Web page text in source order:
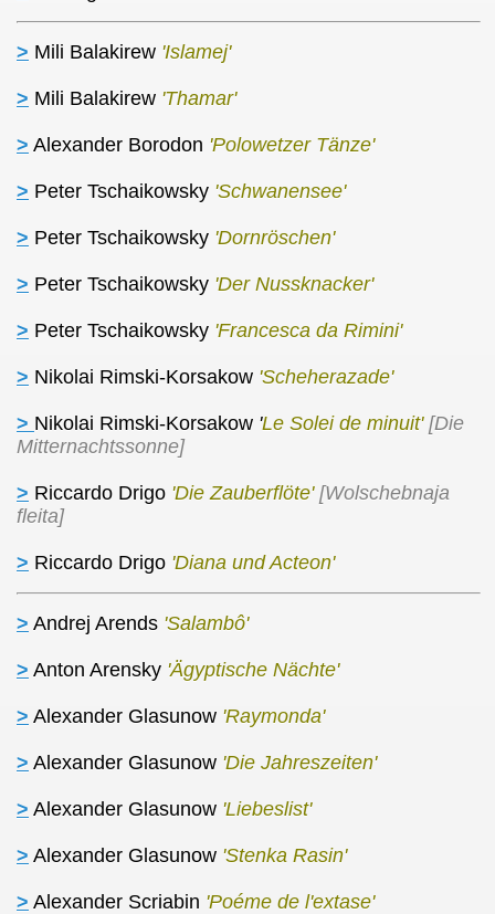
> Mili Balakirew 'Islamej'
> Mili Balakirew 'Thamar'
> Alexander Borodon 'Polowetzer Tänze'
> Peter Tschaikowsky 'Schwanensee'
> Peter Tschaikowsky 'Dornröschen'
> Peter Tschaikowsky 'Der Nussknacker'
> Peter Tschaikowsky 'Francesca da Rimini'
> Nikolai Rimski-Korsakow 'Scheherazade'
> Nikolai Rimski-Korsakow 'Le Solei de minuit' [Die
Mitternachtssonne]
> Riccardo Drigo 'Die Zauberflöte' [Wolschebnaja
fleita]
> Riccardo Drigo 'Diana und Acteon'
> Andrej Arends 'Salambô'
> Anton Arensky 'Ägyptische Nächte'
> Alexander Glasunow 'Raymonda'
> Alexander Glasunow 'Die Jahreszeiten'
> Alexander Glasunow 'Liebeslist'
> Alexander Glasunow 'Stenka Rasin'
> Alexander Scriabin 'Poéme de l'extase'